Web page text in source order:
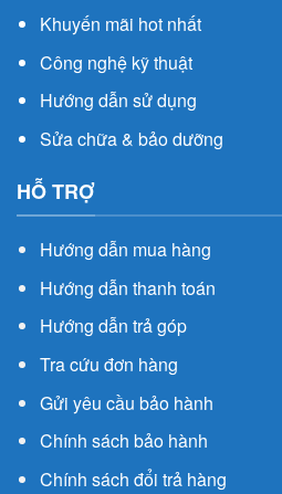
Khuyến mãi hot nhất
Công nghệ kỹ thuật
Hướng dẫn sử dụng
Sửa chữa & bảo dưỡng
HỖ TRỢ
Hướng dẫn mua hàng
Hướng dẫn thanh toán
Hướng dẫn trả góp
Tra cứu đơn hàng
Gửi yêu cầu bảo hành
Chính sách bảo hành
Chính sách đổi trả hàng